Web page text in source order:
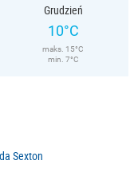
Grudzień
10°C
maks. 15°C
min. 7°C
Sexton